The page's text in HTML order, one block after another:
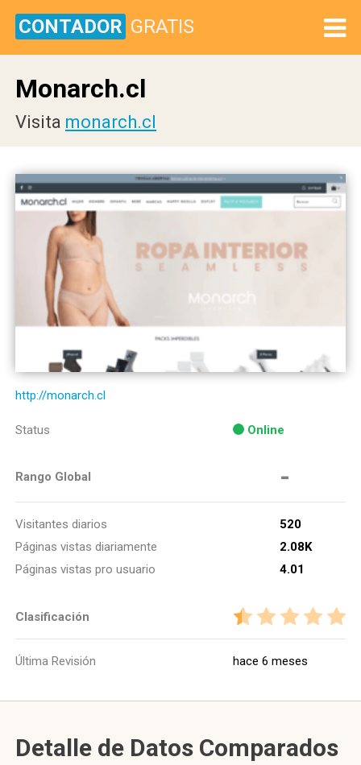
CONTADOR GRATIS
Monarch.cl
Visita monarch.cl
http://monarch.cl
Status Online
Rango Global -
Visitantes diarios
520
Páginas vistas diariamente
2.08K
Páginas vistas pro usuario
4.01
Clasificación
Última Revisión hace 6 meses
Detalle de Datos Comparados